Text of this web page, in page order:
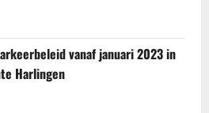
vanaf januari 2023 in
Harlingen